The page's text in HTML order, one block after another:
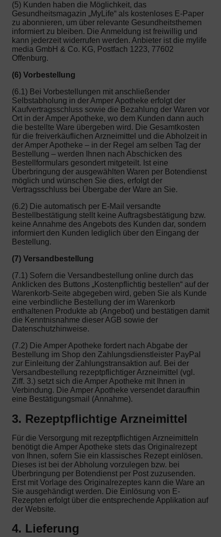
(5) Kunden haben die Möglichkeit, das
Gesundheitsmagazin „MyLife“ als kostenloses E-Paper
zu abonnieren, um über relevante Gesundheitsthemen
informiert zu bleiben. Die Anmeldung ist freiwillig und
kann jederzeit widerrufen werden. Anbieter ist die mylife
media GmbH & Co. KG, Postfach 1223, 77602
Offenburg.
(6) Vorbestellung
(6.1) Bei Vorbestellungen mit anschließender
Selbstabholung in der Amper Apotheke erfolgt der
Kaufvertragsschluss sowie die Bezahlung der Waren vor
Ort in der Amper Apotheke, wo dem Kunden dann auch
die bestellte Ware übergeben wird. Die Gesamtkosten
für die freiverkäuflichen Arzneimittel und die Abholzeit in
der Amper Apotheke – in der Regel am selben Tag der
Bestellung – werden Ihnen nach Abschicken des
Bestellformulars gesondert mitgeteilt. Ist eine
Überbringung der ausgewählten Waren per Botendienst
möglich und wünschen Sie dies, erfolgt der
Vertragsschluss bei Übergabe der Ware an Sie.
(6.2) Die automatisch per E-Mail versandte
Bestellbestätigung stellt keine Auftragsbestätigung bzw.
keine Annahme des Angebots des Kunden dar, sondern
informiert den Kunden lediglich über den Eingang der
Bestellung.
(7) Versandbestellung
(7.1) Sofern die Versandbestellung online durch das
Anklicken des Buttons „Kostenpflichtig bestellen“ auf der
Warenkorb-Seite abgegeben wird, geben Sie als Kunde
eine verbindliche Bestellung der im Warenkorb
enthaltenen Produkte ab (Angebot) und bestätigen damit
die Kenntnisnahme dieser AGB sowie der
Datenschutzhinweise.
(7.2) Die Amper Apotheke fordert nach Abgabe der
Bestellung im Shop den Zahlungsdienstleister PayPal
zur Einleitung der Zahlungstransaktion auf. Bei der
Versandbestellung rezeptpflichtiger Arzneimittel (vgl.
Ziff. 3.) setzt sich die Amper Apotheke mit Ihnen in
Verbindung. Die Amper Apotheke versendet daraufhin
eine Bestätigungsmail (Annahme).
3. Rezeptpflichtige Arzneimittel
Für die Versorgung mit rezeptpflichtigen Arzneimitteln
benötigt die Amper Apotheke stets das Originalrezept
von Ihnen, sofern Sie ein klassisches Rezept einlösen.
Dieses ist bei der Abholung vorzulegen bzw. bei
Überbringung per Botendienst per Post zuzusenden.
Erst mit Vorlage des Originalrezeptes kann die Ware an
Sie ausgehändigt werden. Die Einlösung von E-
Rezepten erfolgt über die entsprechende Applikation auf
der Website.
4. Lieferung